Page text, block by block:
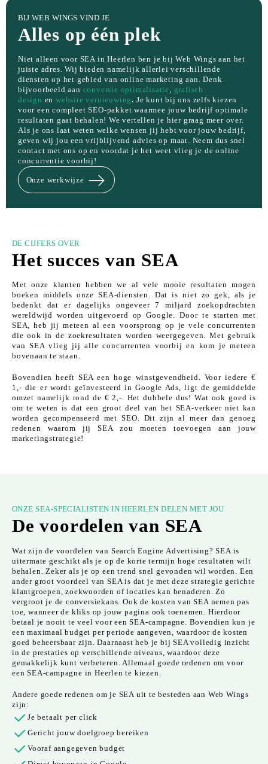
BIJ WEB WINGS VIND JE
Alles op één plek
Niet alleen voor SEA in Heerlen ben je bij Web Wings aan het
juiste adres. Wij bieden namelijk allerlei verschillende
diensten op het gebied van online marketing aan. Denk
bijvoorbeeld aan conversie optimalisatie, grafisch
design enwebsite vernieuwing. Je kunt bij ons zelfs kiezen
voor een compleet SEO-pakket waarmee jouw bedrijf optimale
resultaten gaat behalen! We vertellen je hier graag meer over.
Als je ons laat weten welke wensen jij hebt voor jouw bedrijf,
geven wij jou een vrijblijvend advies op maat. Neem dus snel
contact met ons op en voordat je het weet vlieg je de online
concurrentie voorbij!
Onze werkwijze
DE CIJFERS OVER
Het succes van SEA
Met onze klanten hebben we al vele mooie resultaten mogen
boeken middels onze SEA-diensten. Dat is niet zo gek, als je
bedenkt dat er dagelijks ongeveer 7 miljard zoekopdrachten
wereldwijd worden uitgevoerd op Google. Door te starten met
SEA, heb jij meteen al een voorsprong op je vele concurrenten
die ook in de zoekresultaten worden weergegeven. Met gebruik
van SEA vlieg jij alle concurrenten voorbij en kom je meteen
bovenaan te staan.
Bovendien heeft SEA een hoge winstgevendheid. Voor iedere €
1,- die er wordt geïnvesteerd in Google Ads, ligt de gemiddelde
omzet namelijk rond de € 2,-. Het dubbele dus! Wat ook goed is
om te weten is dat een groot deel van het SEA-verkeer niet kan
worden gecompenseerd met SEO. Dit zijn al meer dan genoeg
redenen waarom jij SEA zou moeten toevoegen aan jouw
marketingstrategie!
ONZE SEA-SPECIALISTEN IN HEERLEN DELEN MET JOU
De voordelen van SEA
Wat zijn de voordelen van Search Engine Advertising? SEA is
uitermate geschikt als je op de korte termijn hoge resultaten wilt
behalen. Zeker als je op een trend snel gevonden wil worden. Een
ander groot voordeel van SEA is dat je met deze strategie gerichte
klantgroepen, zoekwoorden of locaties kan benaderen. Zo
vergroot je de conversiekans. Ook de kosten van SEA nemen pas
toe, wanneer de kliks op jouw pagina ook toenemen. Hierdoor
betaal je nooit te veel voor een SEA-campagne. Bovendien kun je
een maximaal budget per periode aangeven, waardoor de kosten
goed beheersbaar zijn. Daarnaast heb je bij SEA volledig inzicht
in de prestaties op verschillende niveaus, waardoor deze
gemakkelijk kunt verbeteren. Allemaal goede redenen om voor
een SEA-campagne in Heerlen te kiezen.
Andere goede redenen om je SEA uit te besteden aan Web Wings
zijn:
Je betaalt per click
Gericht jouw doelgroep bereiken
Vooraf aangegeven budget